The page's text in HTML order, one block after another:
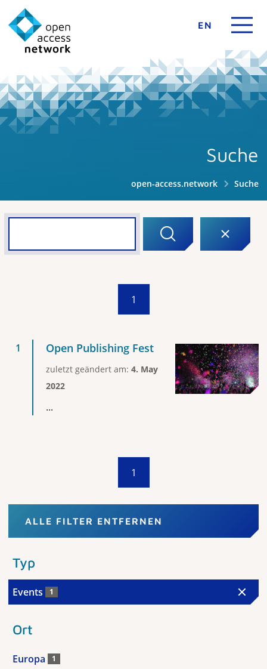
EN
Suche
open-access.network Suche
1
Open Publishing Fest
zuletzt geändert am: 4. May
2022
...
1
ALLE FILTER ENTFERNEN
Typ
Events 1
Ort
Europa 1